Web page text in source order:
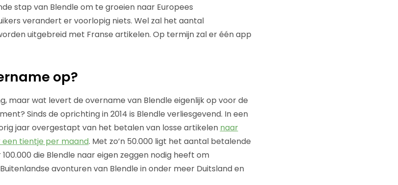
stap van Blendle om te groeien naar Europees
verandert er voorlopig niets. Wel zal het aantal
uitgebreid met Franse artikelen. Op termijn zal er één app
op?
maar wat levert de overname van Blendle eigenlijk op voor de
Sinds de oprichting in 2014 is Blendle verliesgevend. In een
jaar overgestapt van het betalen van losse artikelen naar
tientje per maand. Met zo’n 50.000 ligt het aantal betalende
die Blendle naar eigen zeggen nodig heeft om
avonturen van Blendle in onder meer Duitsland en